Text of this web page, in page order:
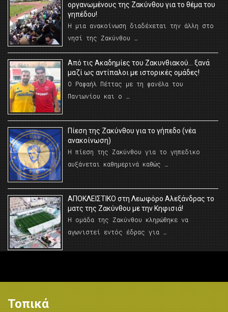
οργανωμένους της Ζακύνθου για το θέμα του
γηπέδου!
Η μια ανακοίνωση διαδέχεται την άλλη στο
νησί της Ζακύνθου …
Από τις Ακαδημίες του Ζακυνθιακού… ξανά
μαζί ως αντίπαλοι με ιστορικές ομάδες!
Ο Ραφαήλ Πέττας με τη φανέλα του
Πανιωνίου και ο …
Πίεση της Ζακύνθου για το γήπεδο (νέα
ανακοίνωση)
Η πίεση της Ζακύνθου για το γηπεδικο
αυξάνεται καθημερινά καθώς …
AΠΟΚΛΕΙΣΤΙΚΟ στη Λεωφόρο Αλεξάνδρας το
ματς της Ζακύνθου με την Κηφισιά!
Η ομάδα της Ζακύνθου κληρώθηκε να
αγωνιστεί εντός έδρας για …
Τοπικά